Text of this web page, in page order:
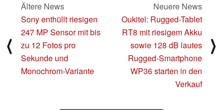
⟨
Ältere News
Sony enthüllt riesigen
247 MP Sensor mit bis
zu 12 Fotos pro
Sekunde und
Monochrom-Variante
Neuere News
Oukitel: Rugged-Tablet
RT8 mit riesigem Akku
sowie 128 dB lautes
Rugged-Smartphone
WP36 starten in den
Verkauf
⟩